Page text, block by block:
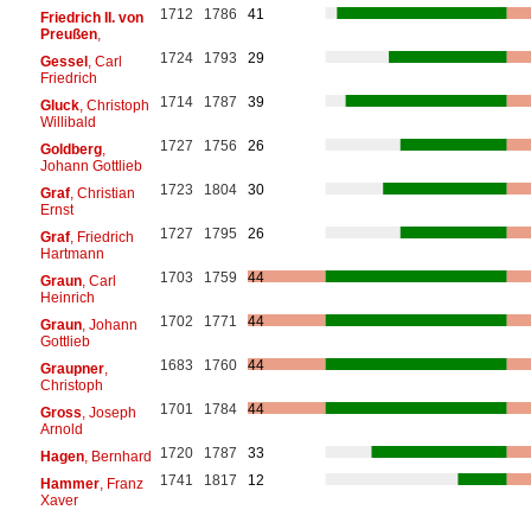
Friedrich II. von
Preußen,
1712 1786 41
Gessel, Carl
Friedrich
1724 1793 29
Gluck, Christoph
Willibald
1714 1787 39
Goldberg,
Johann Gottlieb
1727 1756 26
Graf, Christian
Ernst
1723 1804 30
Graf, Friedrich
Hartmann
1727 1795 26
Graun, Carl
Heinrich
1703 1759 44
Graun, Johann
Gottlieb
1702 1771 44
Graupner,
Christoph
1683 1760 44
Gross , Joseph
Arnold
1701 1784 44
Hagen, Bernhard 1720 1787
33
Hammer, Franz
Xaver
1741 1817 12